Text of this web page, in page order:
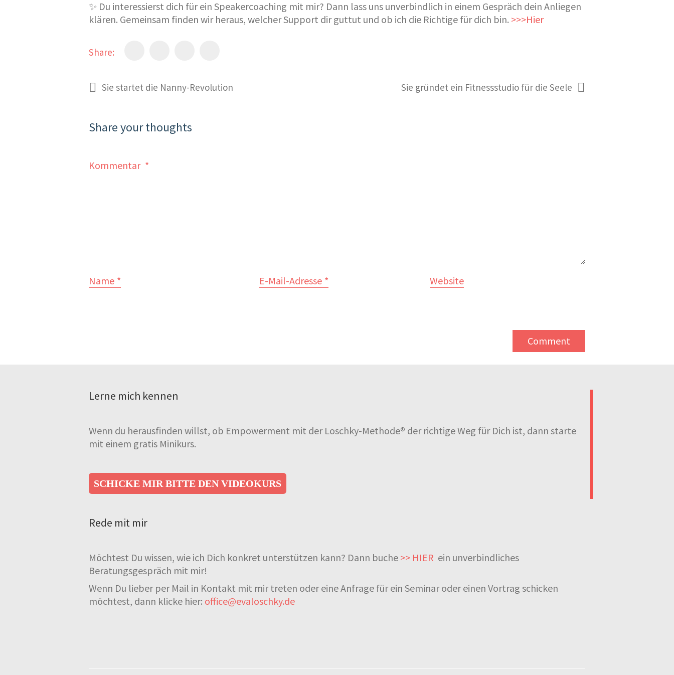
✨ Du interessierst dich für ein Speakercoaching mit mir? Dann lass uns unverbindlich in einem Gespräch dein Anliegen
klären. Gemeinsam finden wir heraus, welcher Support dir guttut und ob ich die Richtige für dich bin. >>>Hier
Share:
Sie startet die Nanny-Revolution Sie gründet ein Fitnessstudio für die Seele
Share your thoughts
Kommentar *
Name * E-Mail-Adresse * Website
Lerne mich kennen
Wenn du herausfinden willst, ob Empowerment mit der Loschky-Methode® der richtige Weg für Dich ist, dann starte
mit einem gratis Minikurs.
SCHICKE MIR BITTE DEN VIDEOKURS
Rede mit mir
Möchtest Du wissen, wie ich Dich konkret unterstützen kann? Dann buche >> HIER ein unverbindliches
Beratungsgespräch mit mir!
Wenn Du lieber per Mail in Kontakt mit mir treten oder eine Anfrage für ein Seminar oder einen Vortrag schicken
möchtest, dann klicke hier: office@evaloschky.de